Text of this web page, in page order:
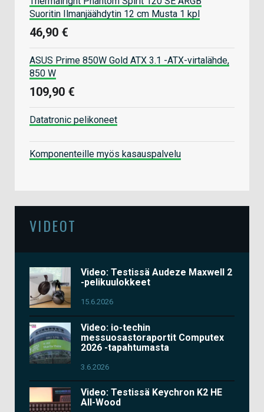
Suoritin Ilmanjäähdytin 12 cm Musta 1 kpl
46,90 €
ASUS Prime 850W Gold ATX 3.1 -ATX-virtalähde,
850 W
109,90 €
Datatronic pelikoneet
Komponenteille myös kasauspalvelu
VIDEOT
Video: Testissä Audeze Maxwell 2
-pelikuulokkeet
15.6.2026
Video: io-techin
messuosastoraportit Computex
2026 -tapahtumasta
3.6.2026
Video: Testissä Keychron K2 HE
All-Wood